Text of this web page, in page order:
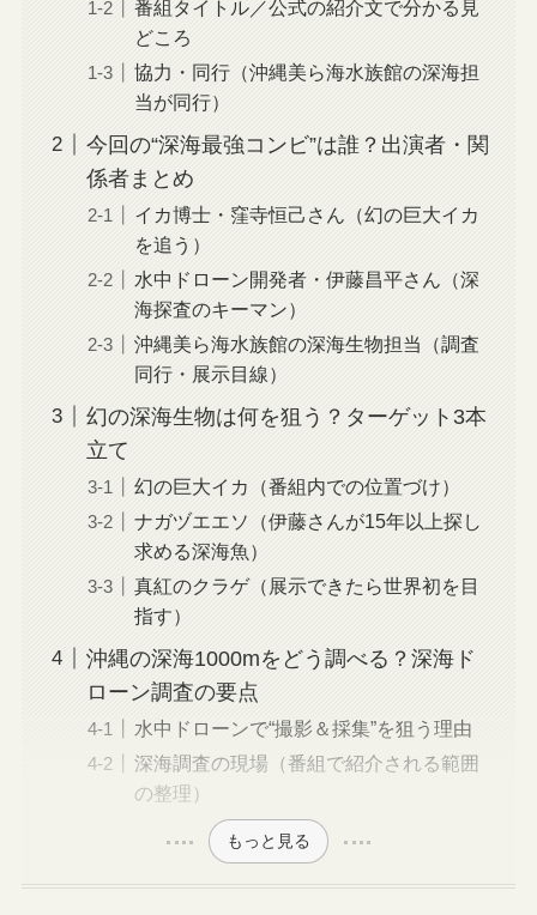
番組タイトル／公式の紹介文で分かる見
どころ
協力・同行（沖縄美ら海水族館の深海担
当が同行）
今回の“深海最強コンビ”は誰？出演者・関
係者まとめ
イカ博士・窪寺恒己さん（幻の巨大イカ
を追う）
水中ドローン開発者・伊藤昌平さん（深
海探査のキーマン）
沖縄美ら海水族館の深海生物担当（調査
同行・展示目線）
幻の深海生物は何を狙う？ターゲット3本
立て
幻の巨大イカ（番組内での位置づけ）
ナガヅエエソ（伊藤さんが15年以上探し
求める深海魚）
真紅のクラゲ（展示できたら世界初を目
指す）
沖縄の深海1000mをどう調べる？深海ド
ローン調査の要点
水中ドローンで“撮影＆採集”を狙う理由
深海調査の現場（番組で紹介される範囲
の整理）
もっと見る